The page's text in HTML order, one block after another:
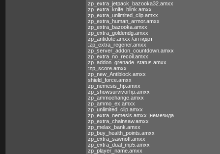
zp_extra_jetpack_bazooka32.amxx
zp_extra_knife_blink.amxx
zp_extra_unlimited_clip.amxx
zp_extra_human_armor.amxx
zp_extra_bazooka.amxx
zp_extra_goldendg.amxx
zp_antidote.amxx /антидот
:zp_extra_regener.amxx
zp_server_addon_countdown.amxx
zp_extra_no_recoil.amxx
zp_addon_grenade_status.amxx
:zp_score.amxx
zp_new_Antiblock.amxx
shield_force.amxx
zp_nemesis_hp.amxx
zp_showsurvivorhp.amxx
zp_ammochange.amxx
zp_ammo_ex.amxx
zp_unlimited_clip.amxx
zp_extra_nemesis.amxx |немезида
zp_extra_chainsaw.amxx
zp_melax_bank.amxx
zp_buy_health_points.amxx
zp_extra_sawnoff.amxx
zp_extra_dual_mp5.amxx
zp_player_name.amxx